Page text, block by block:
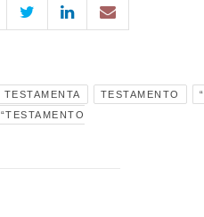
TESTAMENTA TESTAMENTO
“TESTAMENTO